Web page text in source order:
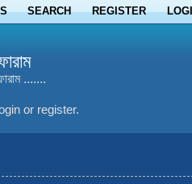
SEARCH REGISTER
.......
or register.